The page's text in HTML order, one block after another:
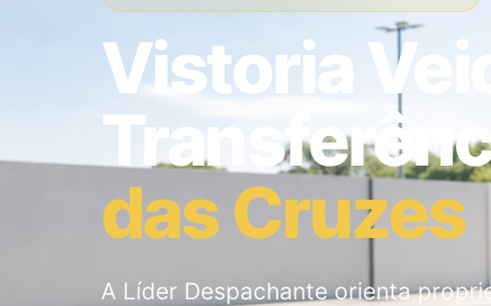
Vistoria
das Cruzes
A Líder Despachante orienta